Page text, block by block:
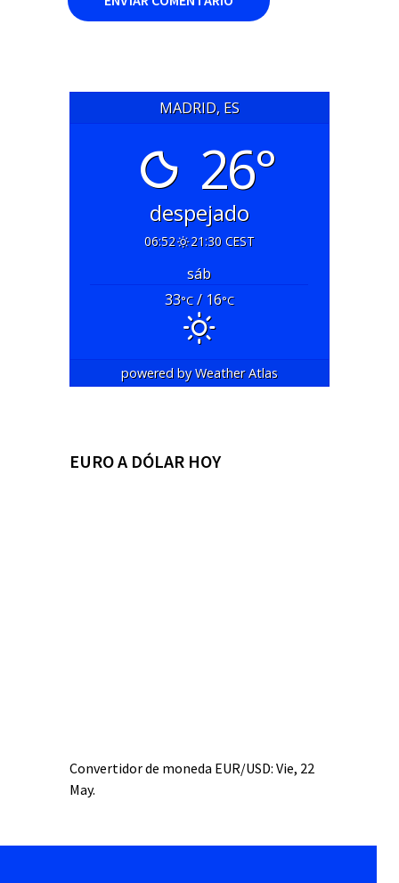
MADRID, ES
26°
despejado
06:52 21:30 CEST
sáb
33°C/ 16°C
powered byWeather Atlas
EURO A DÓLAR HOY
Convertidor de moneda EUR/USD: Vie, 22
May.